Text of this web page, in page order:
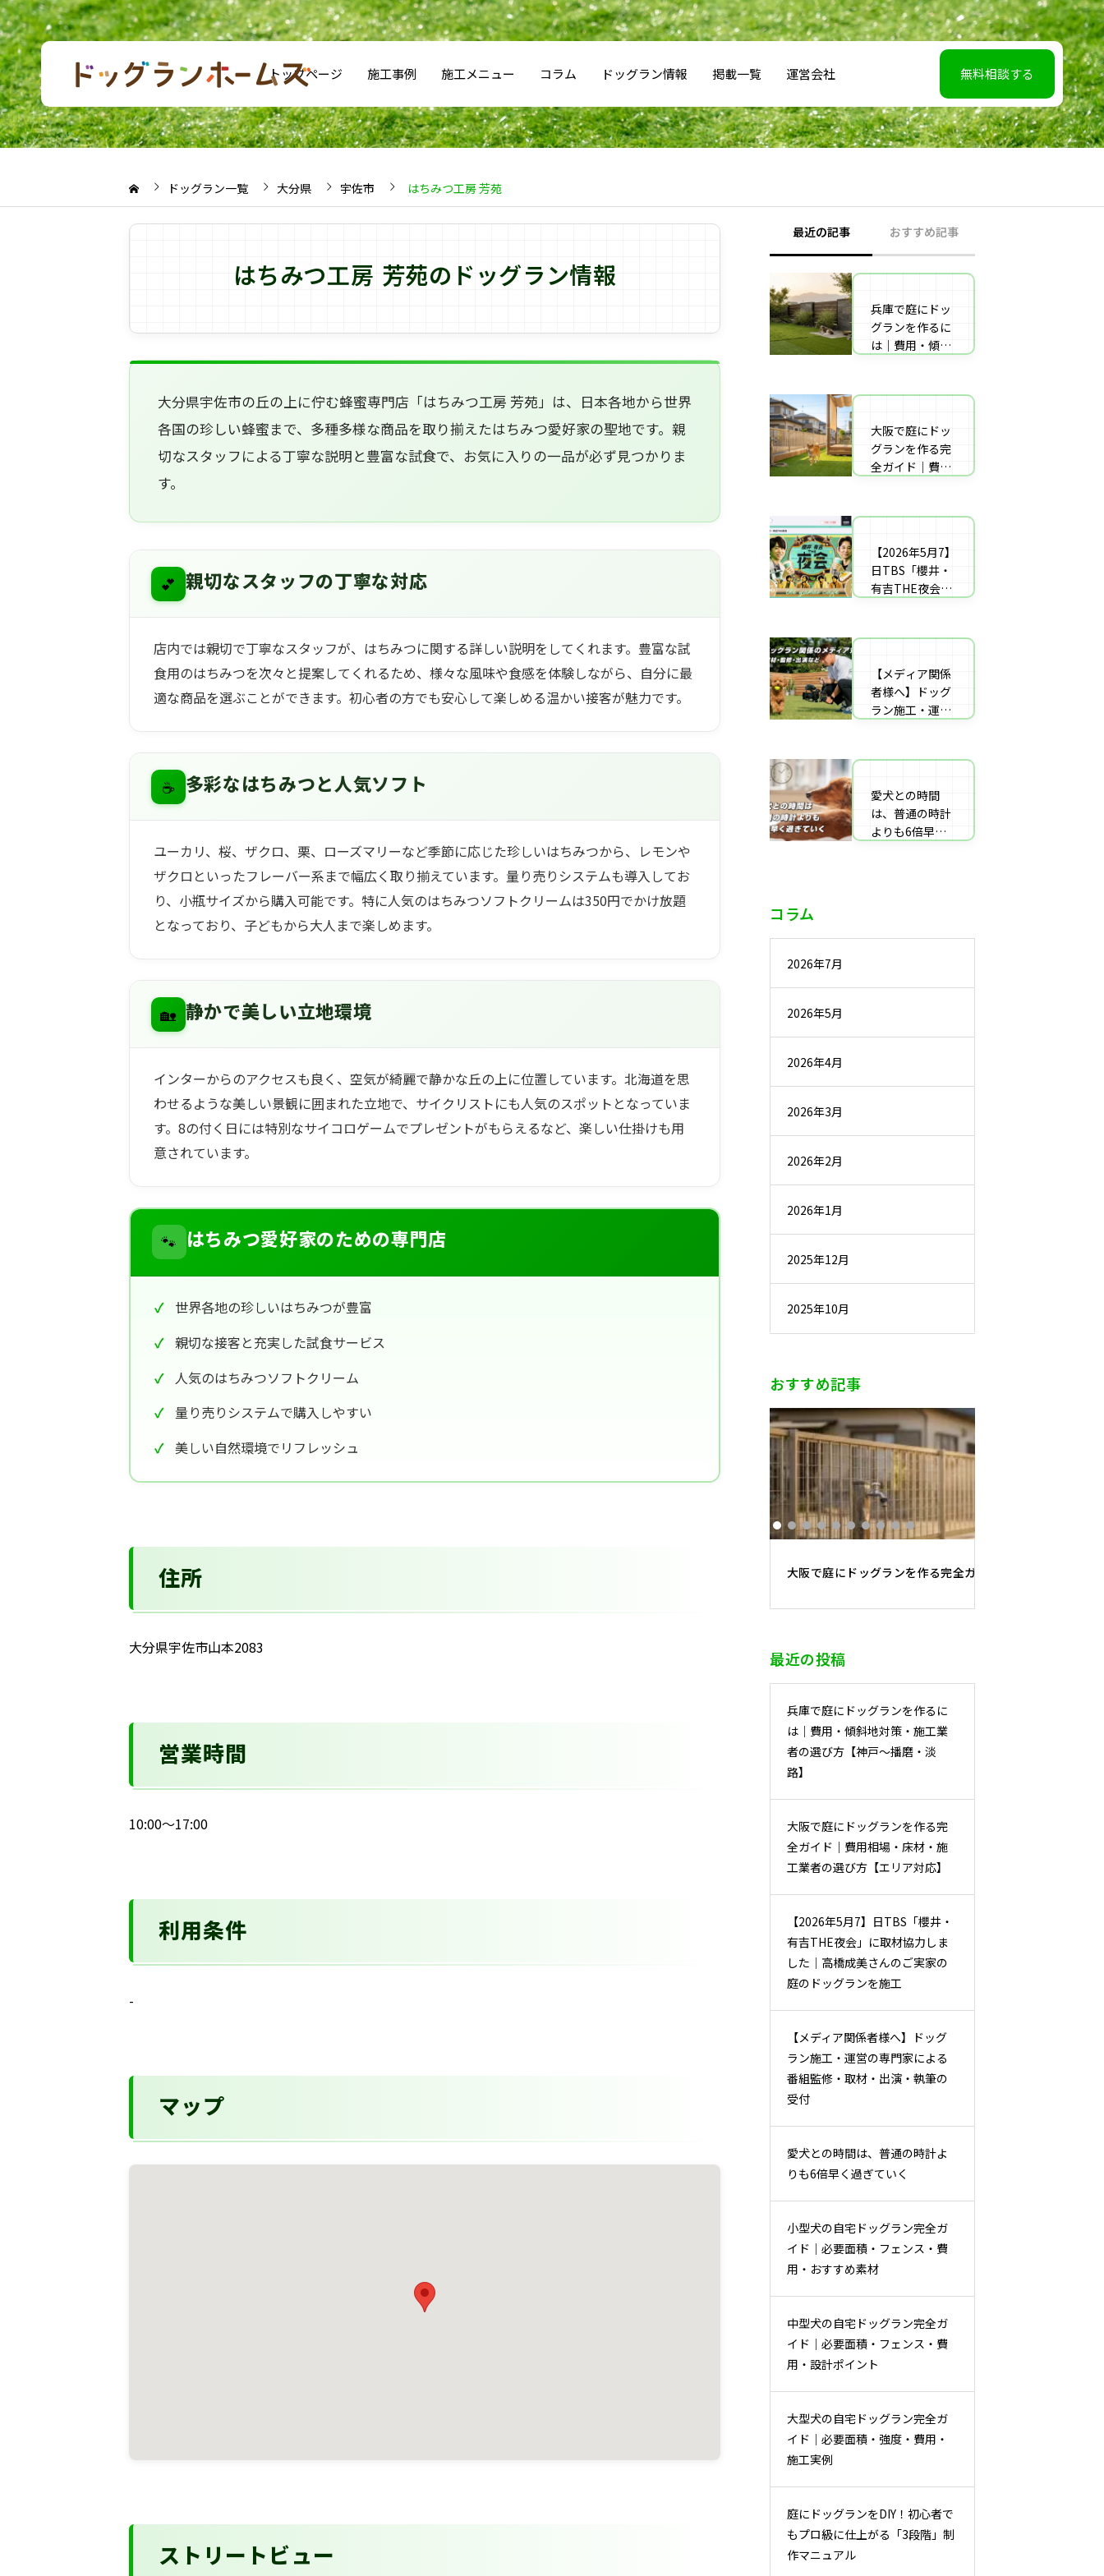
トップページ 施工事例 施工メニュー コラム ドッグラン情報 掲載一覧 運営会社 無料相談する
ドッグラン一覧 大分県 宇佐市 はちみつ工房 芳苑
はちみつ工房 芳苑のドッグラン情報
大分県宇佐市の丘の上に佇む蜂蜜専門店「はちみつ工房 芳苑」は、日本各地から世界
各国の珍しい蜂蜜まで、多種多様な商品を取り揃えたはちみつ愛好家の聖地です。親
切なスタッフによる丁寧な説明と豊富な試食で、お気に入りの一品が必ず見つかりま
す。
💕 親切なスタッフの丁寧な対応
店内では親切で丁寧なスタッフが、はちみつに関する詳しい説明をしてくれます。豊富な試
食用のはちみつを次々と提案してくれるため、様々な風味や食感を体験しながら、自分に最
適な商品を選ぶことができます。初心者の方でも安心して楽しめる温かい接客が魅力です。
☕ 多彩なはちみつと人気ソフト
ユーカリ、桜、ザクロ、栗、ローズマリーなど季節に応じた珍しいはちみつから、レモンや
ザクロといったフレーバー系まで幅広く取り揃えています。量り売りシステムも導入してお
り、小瓶サイズから購入可能です。特に人気のはちみつソフトクリームは350円でかけ放題
となっており、子どもから大人まで楽しめます。
🏡 静かで美しい立地環境
インターからのアクセスも良く、空気が綺麗で静かな丘の上に位置しています。北海道を思
わせるような美しい景観に囲まれた立地で、サイクリストにも人気のスポットとなっていま
す。8の付く日には特別なサイコロゲームでプレゼントがもらえるなど、楽しい仕掛けも用
意されています。
🐾 はちみつ愛好家のための専門店
世界各地の珍しいはちみつが豊富
親切な接客と充実した試食サービス
人気のはちみつソフトクリーム
量り売りシステムで購入しやすい
美しい自然環境でリフレッシュ
住所
大分県宇佐市山本2083
営業時間
10:00～17:00
利用条件
-
マップ
ストリートビュー
最近の記事 おすすめ記事
兵庫で庭にドッ
グランを作るに
は｜費用・傾斜
戸〜播磨・淡
大阪で庭にドッ
グランを作る完
全ガイド｜費用
【エリア対応】
【2026年5月7】
日TBS「櫻井・
有吉THE夜会」
さんのご実家の
を施工
【メディア関係
者様へ】ドッグ
ラン施工・運営
材・出演・執筆
愛犬との時間
は、普通の時計
よりも6倍早く
【2026年5月7】
日TBS「櫻井・
有吉THE夜会」
さんのご実家の
を施工
庭にドッグラン
をDIY！初心者
でもプロ級に仕
アル
自宅の庭にドッ
グラン計画の完
全ガイド：DIY
デメリット）を
コラム
2026年7月
2026年5月
2026年4月
2026年3月
2026年2月
2026年1月
2025年12月
2025年10月
おすすめ記事
大阪で庭にドッグランを作る完全ガイド｜費用相場・床材
最近の投稿
兵庫で庭にドッグランを作るに
は｜費用・傾斜地対策・施工業
者の選び方【神戸〜播磨・淡
路】
大阪で庭にドッグランを作る完
全ガイド｜費用相場・床材・施
工業者の選び方【エリア対応】
【2026年5月7】日TBS「櫻井・
有吉THE夜会」に取材協力しま
した｜高橋成美さんのご実家の
庭のドッグランを施工
【メディア関係者様へ】ドッグ
ラン施工・運営の専門家による
番組監修・取材・出演・執筆の
受付
愛犬との時間は、普通の時計よ
りも6倍早く過ぎていく
小型犬の自宅ドッグラン完全ガ
イド｜必要面積・フェンス・費
用・おすすめ素材
中型犬の自宅ドッグラン完全ガ
イド｜必要面積・フェンス・費
用・設計ポイント
大型犬の自宅ドッグラン完全ガ
イド｜必要面積・強度・費用・
施工実例
庭にドッグランをDIY！初心者で
もプロ級に仕上がる「3段階」制
作マニュアル